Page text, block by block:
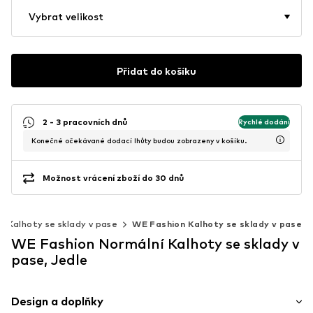
Vybrat velikost
Přidat do košíku
2 - 3 pracovních dnů Rychlé dodání
Konečné očekávané dodací lhůty budou zobrazeny v košíku.
Možnost vrácení zboží do 30 dnů
Kalhoty se sklady v pase WE Fashion Kalhoty se sklady v pase
WE Fashion Normální Kalhoty se sklady v
pase, Jedle
Design a doplňky